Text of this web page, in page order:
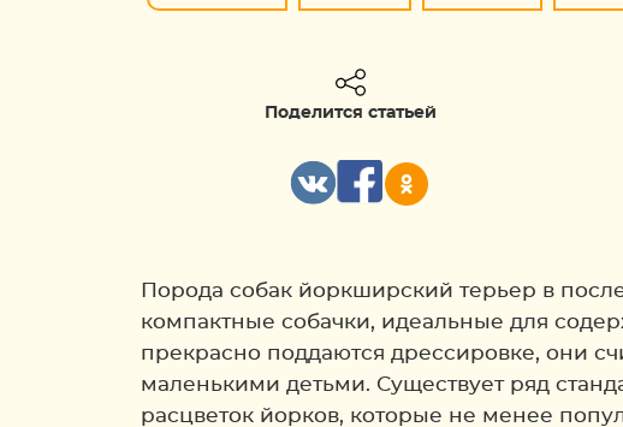
Поделится статьей
Порода собак йоркширский терьер в
компактные собачки, идеальные для
прекрасно поддаются дрессировке, они
маленькими детьми. Существует ряд
расцветок йорков, которые не менее